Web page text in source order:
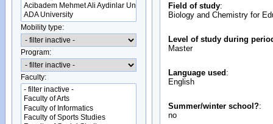
Mobility type:
Program:
Faculty:
Field of study:
Biology and Chemistry for
Level of study during
Master
Language used :
English
Summer/winter school?:
no